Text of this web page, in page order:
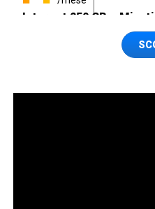
Internet 250 GB e
Spedizione SIM GRATIS